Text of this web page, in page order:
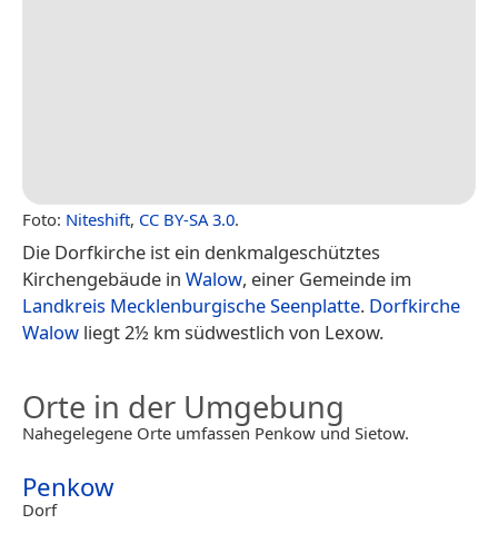
Foto: Niteshift, CC BY-SA 3.0.
Die Dorfkirche ist ein denkmalgeschütztes
Kirchengebäude in Walow, einer Gemeinde im
Landkreis Mecklenburgische Seenplatte. Dorfkirche
Walow liegt 2½ km südwestlich von Lexow.
Orte in der Umgebung
Nahegelegene Orte umfassen Penkow und Sietow.
Penkow
Dorf